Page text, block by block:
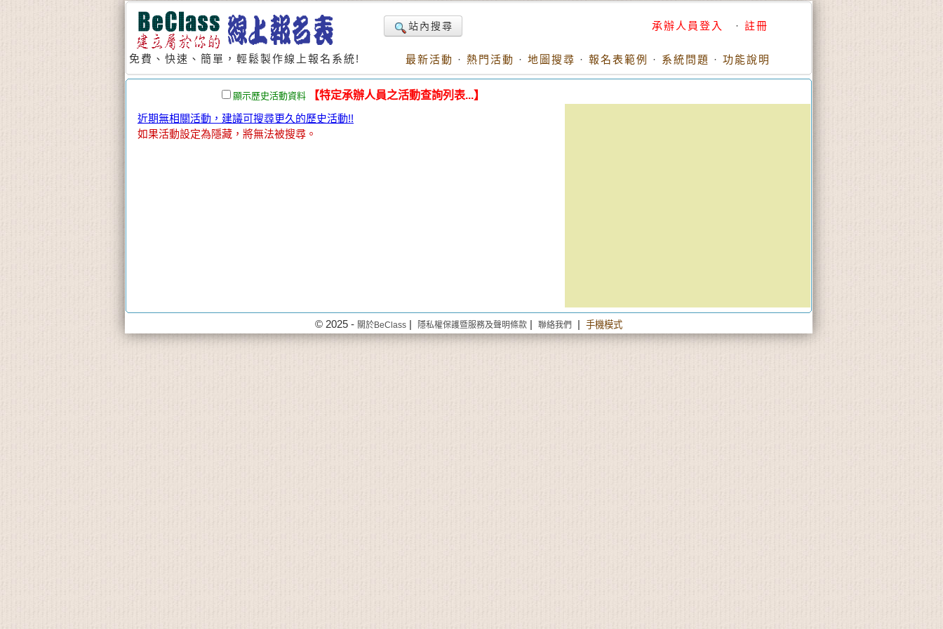
免費、快速、簡單，輕鬆製作線上報名系統!
站內搜尋 承辦人員登入 · 註冊
最新活動 · 熱門活動 · 地圖搜尋 · 報名表範例 · 系統問題 · 功能說明
顯示歷史活動資料
【特定承辦人員之活動查詢列表...】
近期無相關活動，建議可搜尋更久的歷史活動!!
如果活動設定為隱藏，將無法被搜尋。
© 2025 - 關於BeClass | 隱私權保護暨服務及聲明條款 | 聯絡我們 | 手機模式